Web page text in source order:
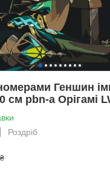
Геншин
см pbn-a Орігамі
Роздріб